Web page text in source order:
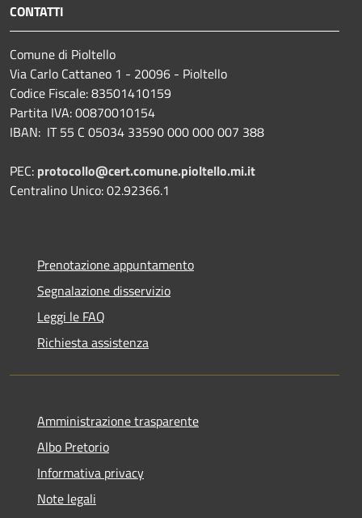
CONTATTI
Comune di Pioltello
Via Carlo Cattaneo 1 - 20096 - Pioltello
Codice Fiscale: 83501410159
Partita IVA: 00870010154
IBAN: IT 55 C 05034 33590 000 000 007 388
PEC: protocollo@cert.comune.pioltello.mi.it
Centralino Unico: 02.92366.1
Prenotazione appuntamento
Segnalazione disservizio
Leggi le FAQ
Richiesta assistenza
Amministrazione trasparente
Albo Pretorio
Informativa privacy
Note legali